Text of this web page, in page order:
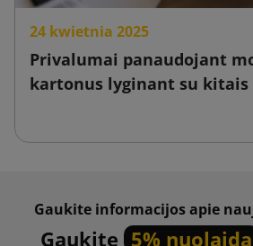
24 kwietnia 2025
Privalumai panaudojant
kartonus lyginant su kitais
Gaukite informacijos apie
Gaukite 5% nuolaidą